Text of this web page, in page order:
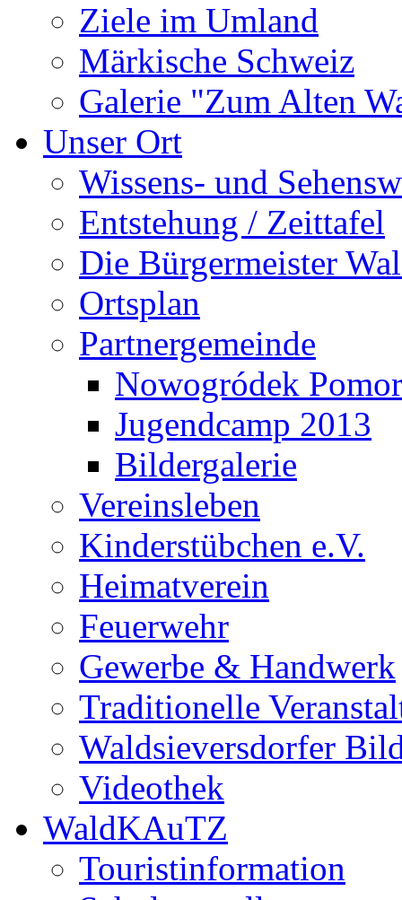
Ziele im Umland
Märkische Schweiz
Galerie "Zum Alten
Unser Ort
Wissens- und
Entstehung / Zeittafel
Die Bürgermeister
Ortsplan
Partnergemeinde
Nowogródek
Jugendcamp 2013
Bildergalerie
Vereinsleben
Kinderstübchen e.V.
Heimatverein
Feuerwehr
Gewerbe & Handwerk
Traditionelle
Waldsieversdorfer
Videothek
WaldKAuTZ
Touristinformation